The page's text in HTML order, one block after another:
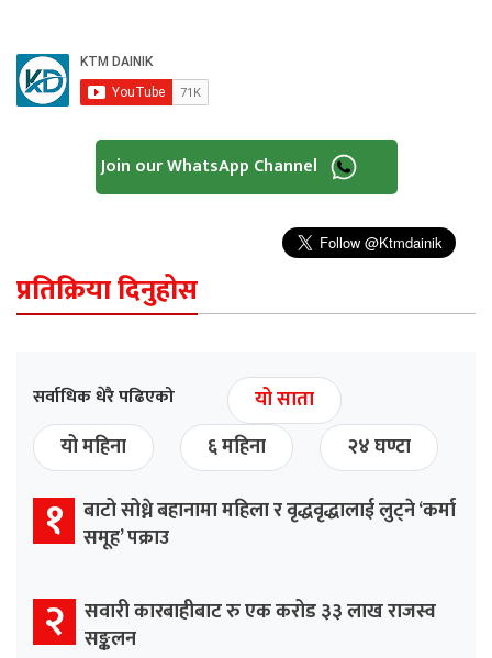
Join our WhatsApp Channel
प्रतिक्रिया दिनुहोस
सर्वाधिक धेरै पढिएको
यो साता
यो महिना
६ महिना २४ घण्टा
१ बाटो सोध्ने बहानामा महिला र वृद्धवृद्धालाई लुट्ने ‘कर्मा
समूह’ पक्राउ
२ सवारी कारबाहीबाट रु एक करोड ३३ लाख राजस्व
सङ्कलन